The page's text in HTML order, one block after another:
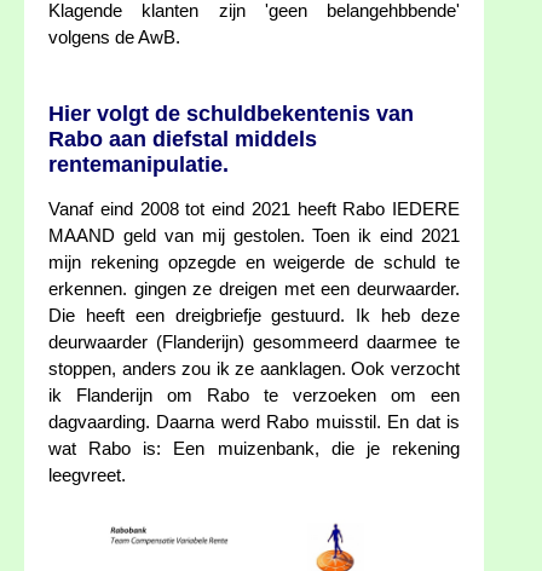
Klagende klanten zijn 'geen belangehbbende'
volgens de AwB.
Hier volgt de schuldbekentenis van
Rabo aan diefstal middels
rentemanipulatie.
Vanaf eind 2008 tot eind 2021 heeft Rabo IEDERE
MAAND geld van mij gestolen. Toen ik eind 2021
mijn rekening opzegde en weigerde de schuld te
erkennen. gingen ze dreigen met een deurwaarder.
Die heeft een dreigbriefje gestuurd. Ik heb deze
deurwaarder (Flanderijn) gesommeerd daarmee te
stoppen, anders zou ik ze aanklagen. Ook verzocht
ik Flanderijn om Rabo te verzoeken om een
dagvaarding. Daarna werd Rabo muisstil. En dat is
wat Rabo is: Een muizenbank, die je rekening
leegvreet.